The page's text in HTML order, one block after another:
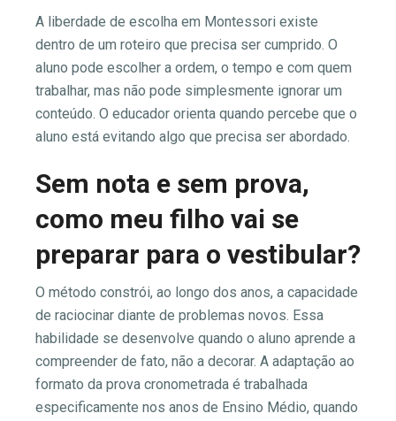
A liberdade de escolha em Montessori existe
dentro de um roteiro que precisa ser cumprido. O
aluno pode escolher a ordem, o tempo e com quem
trabalhar, mas não pode simplesmente ignorar um
conteúdo. O educador orienta quando percebe que o
aluno está evitando algo que precisa ser abordado.
Sem nota e sem prova,
como meu filho vai se
preparar para o vestibular?
O método constrói, ao longo dos anos, a capacidade
de raciocinar diante de problemas novos. Essa
habilidade se desenvolve quando o aluno aprende a
compreender de fato, não a decorar. A adaptação ao
formato da prova cronometrada é trabalhada
especificamente nos anos de Ensino Médio, quando